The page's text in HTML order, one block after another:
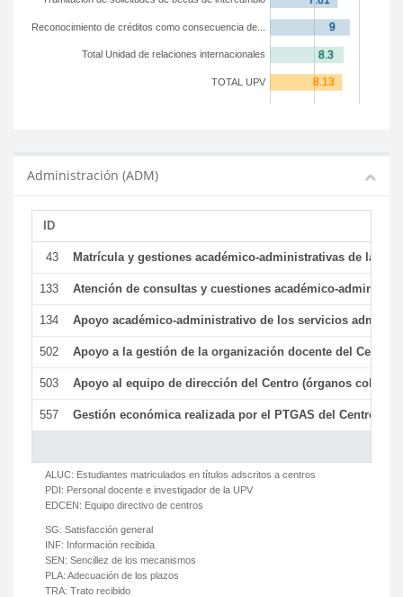
TOTAL UPV
Total Unidad de relaciones internacionales
Reconocimiento de créditos como consecuencia de...
Administración (ADM)
ID
43 Matrícula y gestiones académico-administrativas de la
133 Atención de consultas y cuestiones académico-
134 Apoyo académico-administrativo de los servicios
502 Apoyo a la gestión de la organización docente del Centro
503 Apoyo al equipo de dirección del Centro (órganos
557 Gestión económica realizada por el PTGAS del Centro
ALUC: Estudiantes matriculados en títulos adscritos a centros
PDI: Personal docente e investigador de la UPV
EDCEN: Equipo directivo de centros
SG: Satisfacción general
INF: Información recibida
SEN: Sencillez de los mecanismos
PLA: Adecuación de los plazos
TRA: Trato recibido